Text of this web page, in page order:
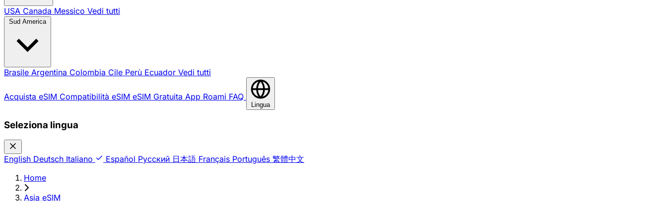
USA Canada Messico Vedi tutti
Sud America
Brasile Argentina Colombia Cile Perù Ecuador Vedi tutti
Acquista eSIM Compatibilità eSIM eSIM Gratuita App Roami FAQ
Lingua
Seleziona lingua
English Deutsch Italiano Español Русский 日本語 Français Português 繁體中文
Home
›
Asia eSIM